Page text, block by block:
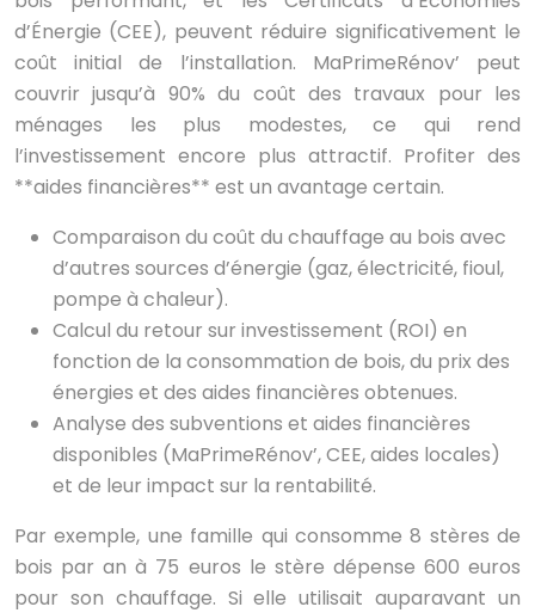
d’Énergie (CEE), peuvent réduire significativement le
coût initial de l’installation. MaPrimeRénov’ peut
couvrir jusqu’à 90% du coût des travaux pour les
ménages les plus modestes, ce qui rend
l’investissement encore plus attractif. Profiter des
**aides financières** est un avantage certain.
Comparaison du coût du chauffage au bois avec
d’autres sources d’énergie (gaz, électricité, fioul,
pompe à chaleur).
Calcul du retour sur investissement (ROI) en
fonction de la consommation de bois, du prix des
énergies et des aides financières obtenues.
Analyse des subventions et aides financières
disponibles (MaPrimeRénov’, CEE, aides locales)
et de leur impact sur la rentabilité.
Par exemple, une famille qui consomme 8 stères de
bois par an à 75 euros le stère dépense 600 euros
pour son chauffage. Si elle utilisait auparavant un